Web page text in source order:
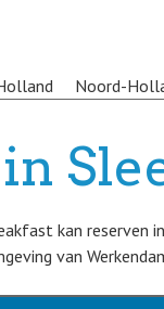
Noord-
kan reserven
van